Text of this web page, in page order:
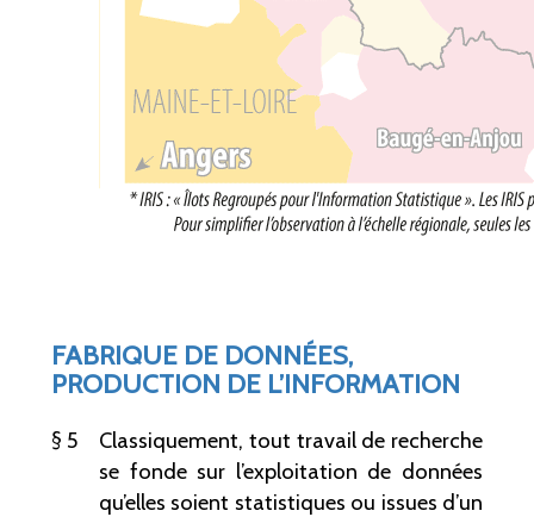
FABRIQUE DE DONNÉES,
PRODUCTION DE L’INFORMATION
5
Classiquement, tout travail de recherche
se fonde sur l’exploitation de données
qu’elles soient statistiques ou issues d’un